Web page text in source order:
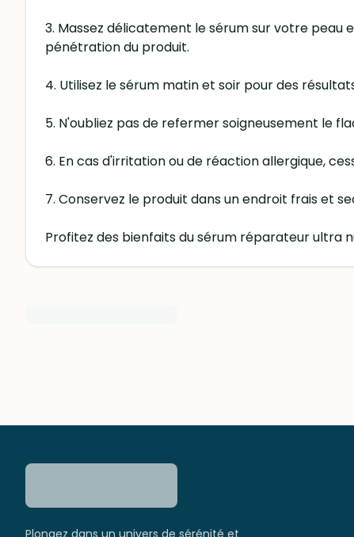
3. Massez délicatement le sérum sur votre
pénétration du produit.
4. Utilisez le sérum matin et soir pour des
5. N'oubliez pas de refermer soigneusement le
6. En cas d'irritation ou de réaction allergique,
7. Conservez le produit dans un endroit frais et
Profitez des bienfaits du sérum réparateur ultra
Plongez dans un univers de sérénité et